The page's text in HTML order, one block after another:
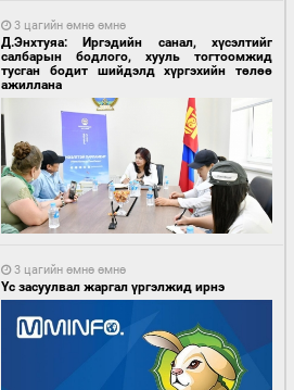
3 цагийн өмнө өмнө
Д.Энхтуяа: Иргэдийн санал, хүсэлтийг
салбарын бодлого, хууль тогтоомжид
тусган бодит шийдэлд хүргэхийн төлөө
ажиллана
3 цагийн өмнө өмнө
Үс засуулвал жаргал үргэлжид ирнэ